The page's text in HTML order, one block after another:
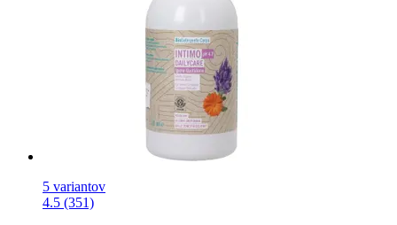
5 variantov
4.5 (351)